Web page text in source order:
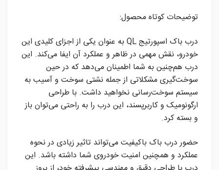
توضیحات کوتاه محصول:
درب باک اسپورتیج QL به عنوان یکی از اجزای کلیدی این
خودرو، نقش مهمی در ظاهر و عملکرد آن ایفا می‌کند. این
درب هم‌چنین به شما اطمینان می‌دهد که در حین
سوخت‌گیری مشکلاتی از جمله نشتی سوخت و آسیب به
سیستم سوخت‌رسانی نخواهید داشت. با طراحی
ارگونومیک و کاربرپسند، این درب را به راحتی می‌توان باز
و بسته کرد.
حضور درب باک باکیفیت می‌تواند تاثیر زیادی در نحوه
عملکرد و همچنین امنیت خودروی شما داشته باشد. این